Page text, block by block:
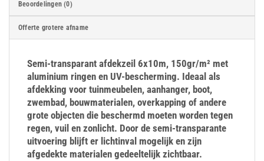
Beoordelingen (0)
Offerte grotere afname
Semi-transparant afdekzeil 6x10m, 150gr/m² met
aluminium ringen en UV-bescherming. Ideaal als
afdekking voor tuinmeubelen, aanhanger, boot,
zwembad, bouwmaterialen, overkapping of andere
grote objecten die beschermd moeten worden tegen
regen, vuil en zonlicht. Door de semi-transparante
uitvoering blijft er lichtinval mogelijk en zijn
afgedekte materialen gedeeltelijk zichtbaar.